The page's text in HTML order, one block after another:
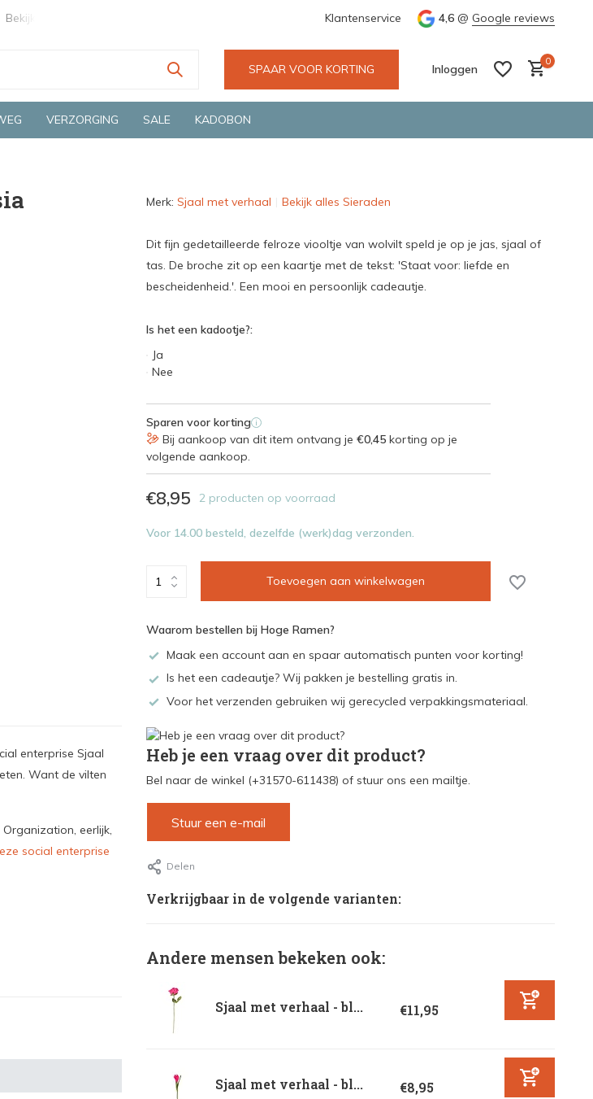
Bekijk de producten live in onze winkel in Deventer Groene en snelle bezorging door o.a. Fietskoerier en
Klantenservice 4,6 @ Google reviews
SPAAR VOOR KORTING Inloggen
0
VERZORGING SALE KADOBON
enterprise Sjaal
Want de vilten
eerlijk,
social enterprise
Merk: Sjaal met verhaal Bekijk alles Sieraden
Dit fijn gedetailleerde felroze viooltje van wolvilt speld je op je jas, sjaal of
tas. De broche zit op een kaartje met de tekst: 'Staat voor: liefde en
bescheidenheid.'. Een mooi en persoonlijk cadeautje.
Is het een kadootje?:
Ja
Nee
Sparen voor korting i
Bij aankoop van dit item ontvang je €0,45korting op je
volgende aankoop.
€8,95 2 producten op voorraad
Voor 14.00 besteld, dezelfde (werk)dag verzonden.
Toevoegen aan winkelwagen
Waarom bestellen bij Hoge Ramen?
Maak een account aan en spaar automatisch punten voor korting!
Is het een cadeautje? Wij pakken je bestelling gratis in.
Voor het verzenden gebruiken wij gerecycled verpakkingsmateriaal.
Heb je een vraag over dit product?
Bel naar de winkel (+31570-611438) of stuur ons een mailtje.
Stuur een e-mail
Delen
Verkrijgbaar in de volgende varianten:
Andere mensen bekeken ook:
Sjaal met verhaal - bl... €11,95
Sjaal met verhaal - bl... €8,95